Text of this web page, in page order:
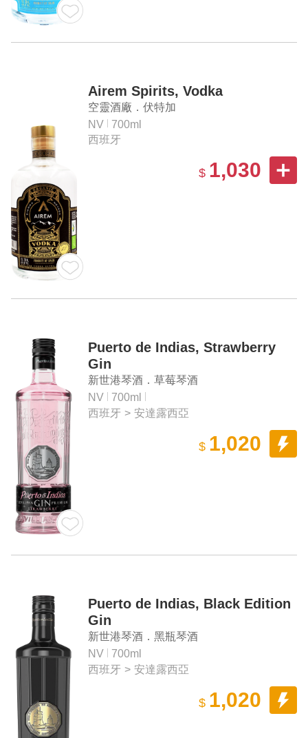
Airem Spirits, Vodka
空靈酒廠．伏特加
NV
700ml
西班牙
$ 1,030
Puerto de Indias, Strawberry
Gin
新世港琴酒．草莓琴酒
NV
700ml
西班牙 > 安達露西亞
$ 1,020
Puerto de Indias, Black Edition
Gin
新世港琴酒．黑瓶琴酒
NV
700ml
西班牙 > 安達露西亞
$ 1,020